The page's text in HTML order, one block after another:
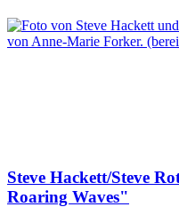
Steve Hackett/Steve
Roaring Waves"